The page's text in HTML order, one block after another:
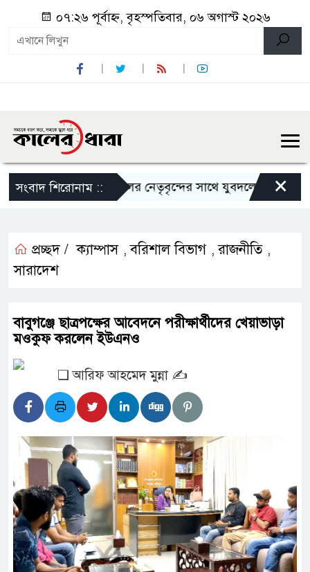
০৭:২৬ পূর্বাহ্ন, বৃহস্পতিবার, ০৬ অগাস্ট ২০২৬
সংবাদ শিরোনাম ::
শালিখায় ছাত্রদলের নেতৃবৃন্দের সাথে যুবদলের সাবেক×
প্রচ্ছদ / ক্যাম্পাস ,বরিশাল বিভাগ ,রাজনীতি ,
সারাদেশ
বাবুগঞ্জে ছাত্রপক্ষের আবেদনে পরীক্ষার্থীদের খেয়াভাড়া
মওকুফ করলেন ইউএনও
❑ আরিফ আহমেদ মুন্না ✍️